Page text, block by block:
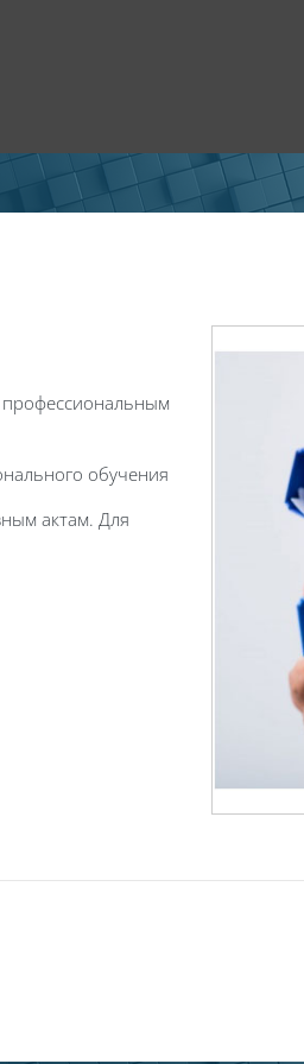
обучения
актам. Для